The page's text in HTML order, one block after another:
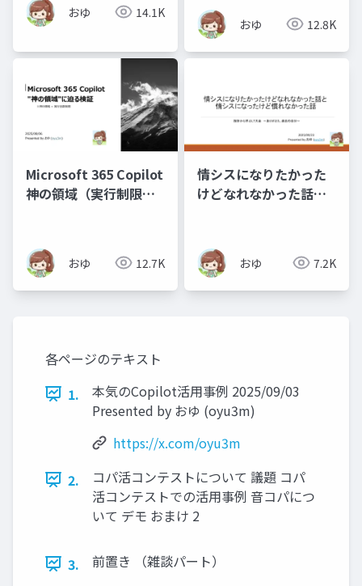
おゆ 14.1K
おゆ 12.8K
Microsoft 365 Copilot
神の領域（実行制限）
おゆ 12.7K
情シスになりたかった
けどなれなかった話と
ら学ぶLT大会登壇資
料）
おゆ 7.2K
各ページのテキスト
1.
本気のCopilot活用事例 2025/09/03
Presented by おゆ (oyu3m)
https://x.com/oyu3m
2.
コパ活コンテストについて 議題 コパ
活コンテストでの活用事例 音コパにつ
いて デモ おまけ 2
3. 前置き （雑談パート）